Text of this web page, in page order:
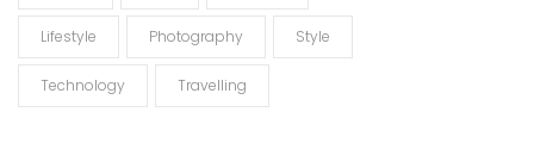
Lifestyle Photography Style
Technology Travelling